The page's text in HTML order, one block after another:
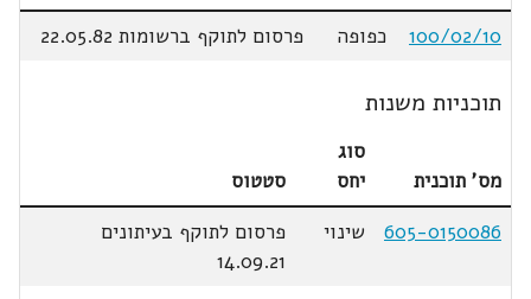
100/02/10
כפופה פרסום לתוקף ברשומות 22.05.82
תוכניות משנות
מס' תוכנית
סוג
יחס
סטטוס
605-0150086
שינוי
פרסום לתוקף בעיתונים
14.09.21